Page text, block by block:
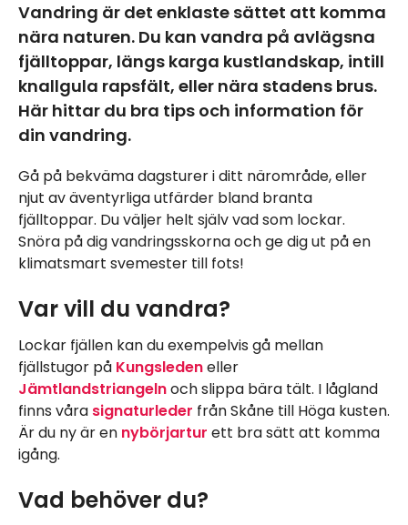
Vandring är det enklaste sättet att komma
nära naturen. Du kan vandra på avlägsna
fjälltoppar, längs karga kustlandskap, intill
knallgula rapsfält, eller nära stadens brus.
Här hittar du bra tips och information för
din vandring.
Gå på bekväma dagsturer i ditt närområde, eller
njut av äventyrliga utfärder bland branta
fjälltoppar. Du väljer helt själv vad som lockar.
Snöra på dig vandringsskorna och ge dig ut på en
klimatsmart svemester till fots!
Var vill du vandra?
Lockar fjällen kan du exempelvis gå mellan
fjällstugor på Kungsledeneller
Jämtlandstriangelnoch slippa bära tält. I lågland
finns våra signaturleder från Skåne till Höga kusten.
Är du ny är en nybörjartur ett bra sätt att komma
igång.
Vad behöver du?